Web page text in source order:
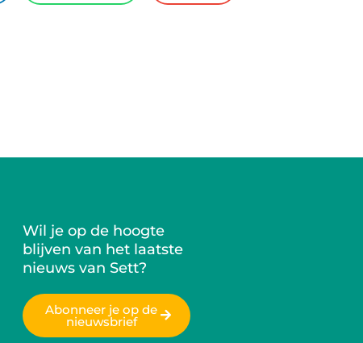
Wil je op de hoogte
blijven van het laatste
nieuws van Sett?
Abonneer je op de
nieuwsbrief